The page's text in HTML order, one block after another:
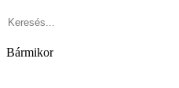
Bármikor